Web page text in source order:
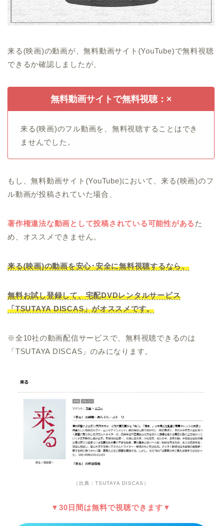
来る(映画)の動画が、無料動画サイト(YouTube)で無料視聴
できるか確認しましたが、
無料動画サイトで無料視聴：×
来る(映画)のフル動画を、無料視聴することはでき
ませんでした。
もし、無料動画サイト(YouTube)において、来る(映画)のフ
ル動画が投稿されていた場合、
著作権違法な動画として投稿されている可能性があるた
め、オススメできません。
来る(映画)の動画を安心･安全に無料視聴するなら、
無料お試し登録して、宅配DVDレンタルサービス
「TSUTAYA DISCAS」がオススメです。
※全10社の動画配信サービスで、無料視聴できるのは
「TSUTAYA DISCAS」のみになります。
（出典：TSUTAYA DISCAS）
▼30日間は無料で視聴できます▼